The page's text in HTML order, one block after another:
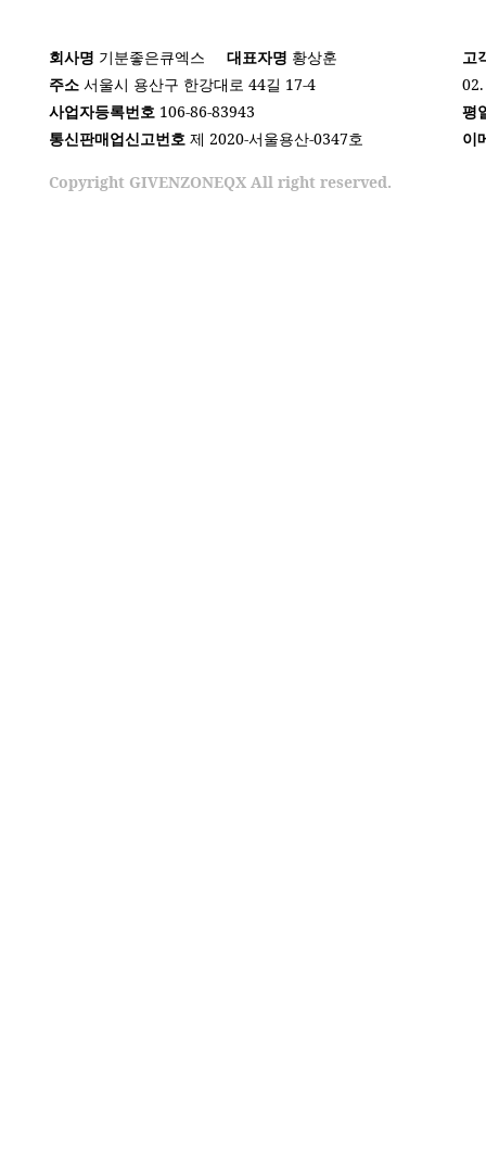
회사명 기분좋은큐엑스 대표자명 황상훈
주소 서울시 용산구 한강대로 44길 17-4
사업자등록번호 106-86-83943
통신판매업신고번호 제 2020-서울용산-0347호
Copyright GIVENZONEQX All right reserved.
고
평
이